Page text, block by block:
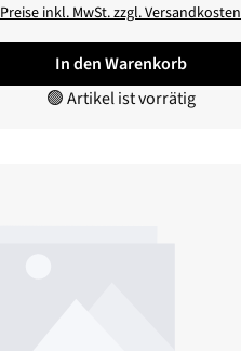
Preise inkl. MwSt. zzgl. Versandkosten
In den Warenkorb
🟢 Artikel ist vorrätig